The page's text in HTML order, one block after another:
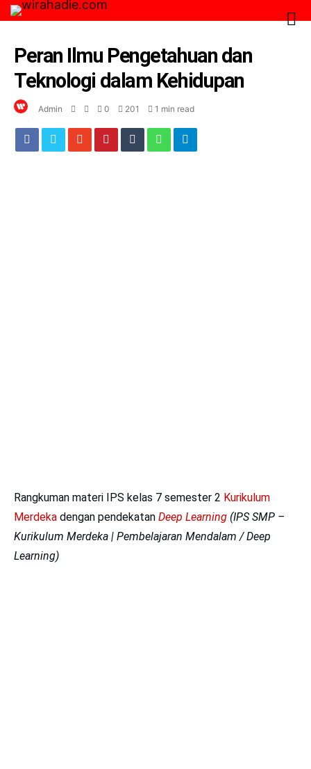
Peran Ilmu Pengetahuan dan
Teknologi dalam Kehidupan
Admin 0 201 1 min read
Rangkuman materi IPS kelas 7 semester 2 Kurikulum
Merdeka dengan pendekatan Deep Learning (IPS SMP –
Kurikulum Merdeka | Pembelajaran Mendalam / Deep
Learning)